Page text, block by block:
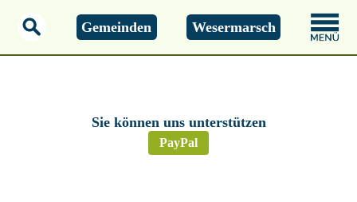
Gemeinden Wesermarsch
Sie können uns unterstützen
PayPal